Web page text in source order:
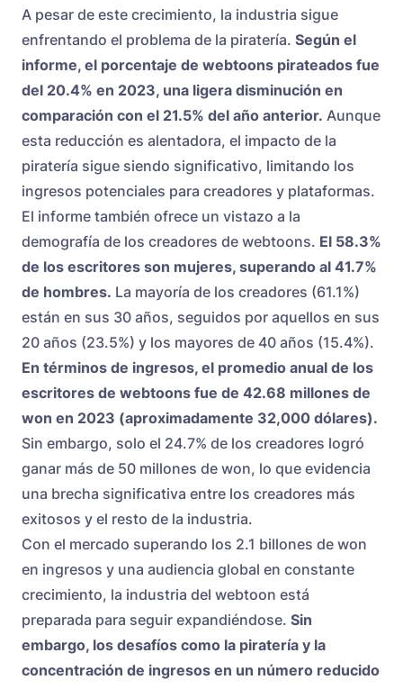
A pesar de este crecimiento, la industria sigue
enfrentando el problema de la piratería. Según el
informe, el porcentaje de webtoons pirateados fue
del 20.4% en 2023, una ligera disminución en
comparación con el 21.5% del año anterior. Aunque
esta reducción es alentadora, el impacto de la
piratería sigue siendo significativo, limitando los
ingresos potenciales para creadores y plataformas.
El informe también ofrece un vistazo a la
demografía de los creadores de webtoons. El 58.3%
de los escritores son mujeres, superando al 41.7%
de hombres. La mayoría de los creadores (61.1%)
están en sus 30 años, seguidos por aquellos en sus
20 años (23.5%) y los mayores de 40 años (15.4%).
En términos de ingresos, el promedio anual de los
escritores de webtoons fue de 42.68 millones de
won en 2023 (aproximadamente 32,000 dólares).
Sin embargo, solo el 24.7% de los creadores logró
ganar más de 50 millones de won, lo que evidencia
una brecha significativa entre los creadores más
exitosos y el resto de la industria.
Con el mercado superando los 2.1 billones de won
en ingresos y una audiencia global en constante
crecimiento, la industria del webtoon está
preparada para seguir expandiéndose. Sin
embargo, los desafíos como la piratería y la
concentración de ingresos en un número reducido